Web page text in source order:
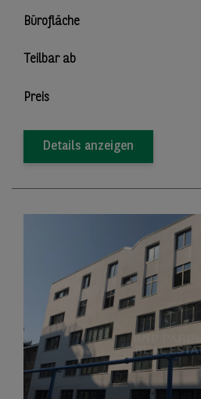
Bürofläche
Teilbar ab
Preis
Details anzeigen